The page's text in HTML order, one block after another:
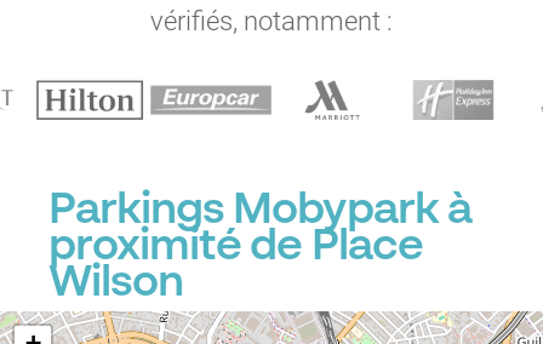
vérifiés, notamment :
Parkings Mobypark à
proximité de Place
Wilson